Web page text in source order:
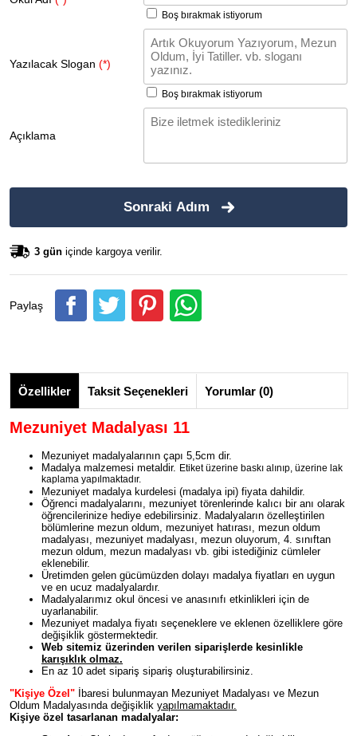
Boş bırakmak istiyorum
Yazılacak Slogan (*)
Boş bırakmak istiyorum
Açıklama
Sonraki Adım
3 gün içinde kargoya verilir.
Paylaş
Özellikler Taksit Seçenekleri Yorumlar (0)
Mezuniyet Madalyası 11
Mezuniyet madalyalarının çapı 5,5cm dir.
Madalya malzemesi metaldir. Etiket üzerine baskı alınıp, üzerine lak
kaplama yapılmaktadır.
Mezuniyet madalya kurdelesi (madalya ipi) fiyata dahildir.
Öğrenci madalyalarını, mezuniyet törenlerinde kalıcı bir anı olarak
öğrencilerinize hediye edebilirsiniz. Madalyaların özelleştirilen
bölümlerine mezun oldum, mezuniyet hatırası, mezun oldum
madalyası, mezuniyet madalyası, mezun oluyorum, 4. sınıftan
mezun oldum, mezun madalyası vb. gibi istediğiniz cümleler
eklenebilir.
Üretimden gelen gücümüzden dolayı madalya fiyatları en uygun
ve en ucuz madalyalardır.
Madalyalarımız okul öncesi ve anasınıfı etkinlikleri için de
uyarlanabilir.
Mezuniyet madalya fiyatı seçeneklere ve eklenen özelliklere göre
değişiklik göstermektedir.
Web sitemiz üzerinden verilen siparişlerde kesinlikle
karışıklık olmaz.
En az 10 adet sipariş sipariş oluşturabilirsiniz.
"Kişiye Özel" İbaresi bulunmayan Mezuniyet Madalyası ve Mezun
Oldum Madalyasında değişiklik yapılmamaktadır.
Kişiye özel tasarlanan madalyalar: